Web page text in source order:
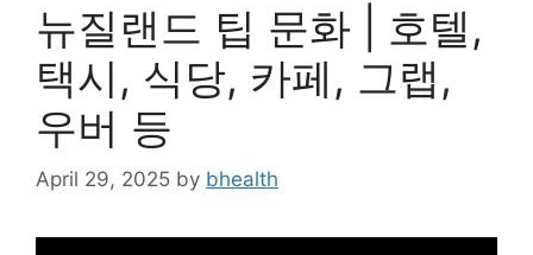
뉴질랜드 팁 문화 | 호텔,
택시, 식당, 카페, 그랩,
우버 등
April 29, 2025 by bhealth